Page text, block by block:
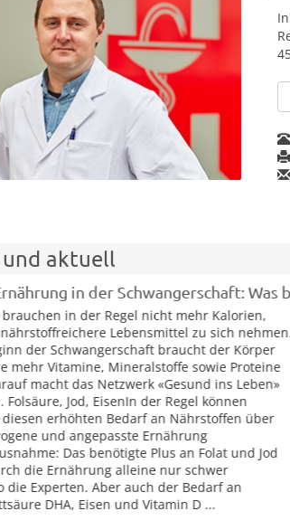
und aktuell
in der Schwangerschaft: Was bedeutet
der Regel nicht mehr Kalorien,
Lebensmittel zu sich nehmen.
braucht der Körper
Mineralstoffe sowie Proteine
das Netzwerk «Gesund ins Leben»
EisenIn der Regel können
Bedarf an Nährstoffen über
angepasste Ernährung
benötigte Plus an Folat und Jod
alleine nur schwer
Aber auch der Bedarf an
Eisen und Vitamin D ...
gegen überzogenen
ein besseres Leben zu führen, klingt zunächst
wenn er zur Dauerverpflichtung wird, kann
Wer sich rund um die Uhr vornimmt,
und ausgeglichener zu werden, riskiert
körperliche und seelische
dann aus dem Selbstoptimierungsdrang
sollte auch an den eigenen Ansprüchen
ist, sich einzugestehen, dass man nicht
machen muss und kann», sagt Nathalie
Psychotherapeutin am Institut für
Universität Bremen. Selbstmitgefühl statt
...